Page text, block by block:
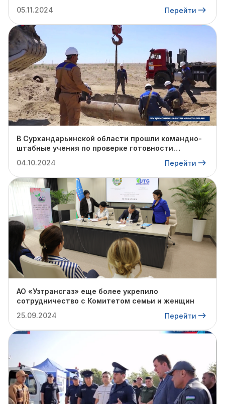
05.11.2024
Перейти
В Сурхандарьинской области прошли командно-
штабные учения по проверке готовности
отопительному сезону.
04.10.2024 Перейти
АО «Узтрансгаз» еще более укрепило
сотрудничество с Комитетом семьи и женщин
25.09.2024
Перейти